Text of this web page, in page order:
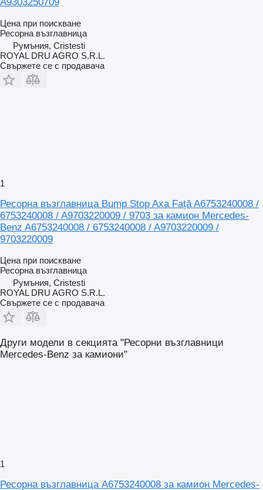
Цена при поискване
Ресорна възглавница
Румъния, Cristesti
ROYAL DRU AGRO S.R.L.
Свържете се с продавача
1
Ресорна възглавница Bump Stop Axa Față A6753240008 /
6753240008 / A9703220009 / 9703 за камион Mercedes-
Benz A6753240008 / 6753240008 / A9703220009 /
9703220009
Цена при поискване
Ресорна възглавница
Румъния, Cristesti
ROYAL DRU AGRO S.R.L.
Свържете се с продавача
Други модели в секцията "Ресорни възглавници
Mercedes-Benz за камиони"
1
Ресорна възглавница A6753240008 за камион Mercedes-